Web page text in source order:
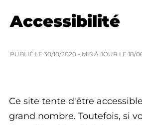
Accessibilité
PUBLIÉ LE 30/10/2020 - MIS À JOUR LE 18/
Ce site tente d'être
grand nombre. Toutefois, si